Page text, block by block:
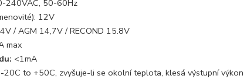
240VAC, 50-60Hz
12V
/ AGM 14,7V / RECOND 15.8V
max
<1mA
-20C to +50C, zvyšuje-li se okolní teplota, klesá výstupní výkon